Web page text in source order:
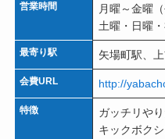
営業時間
月曜～金曜
土曜・日曜
最寄り駅 矢場町駅、
会費URL http://
特徴
ガッチリや
キックボク